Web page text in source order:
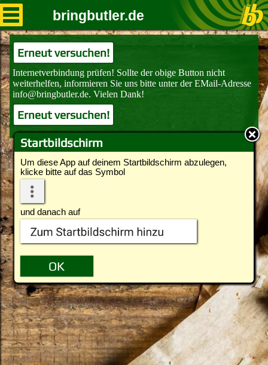
Startbildschirm
Um diese App auf deinem Startbildschirm abzulegen,
klicke bitte auf das Symbol
und danach auf
bringbutler.de
Erneut versuchen!
Erneut versuchen!